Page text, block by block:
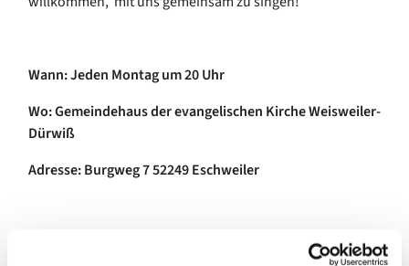
Wann: Jeden Montag um 20 Uhr
Wo: Gemeindehaus der evangelischen Kirche Weisweiler-
Dürwiß
Adresse: Burgweg 7 52249 Eschweiler
Das Repertoire unseres ökumenischen Chors besteht aus